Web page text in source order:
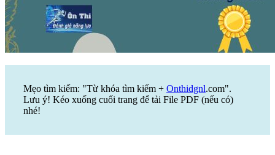
Mẹo tìm kiếm: "Từ khóa tìm kiếm + Onthidgnl.com".
Lưu ý! Kéo xuống cuối trang để tải File PDF (nếu có)
nhé!